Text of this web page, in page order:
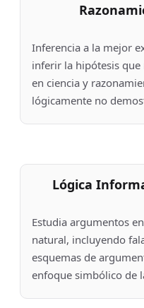
Inferencia a la mejor
inferir la hipótesis
en ciencia y
lógicamente no
Lógica
Estudia argumentos
natural, incluyendo
esquemas de
enfoque simbólico de